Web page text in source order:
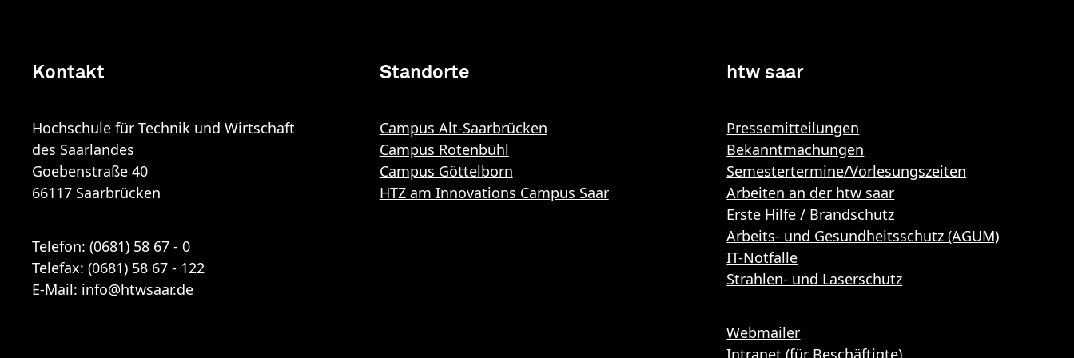
Kontakt
Hochschule für Technik und Wirtschaft
des Saarlandes
Goebenstraße 40
66117 Saarbrücken
Telefon: (0681) 58 67 - 0
Telefax: (0681) 58 67 - 122
E-Mail: info@htwsaar.de
Standorte
Campus Alt-Saarbrücken
Campus Rotenbühl
Campus Göttelborn
HTZ am Innovations Campus Saar
htw saar
Pressemitteilungen
Bekanntmachungen
Semestertermine/Vorlesungszeiten
Arbeiten an der htw saar
Erste Hilfe / Brandschutz
Arbeits- und Gesundheitsschutz (AGUM)
IT-Notfälle
Strahlen- und Laserschutz
Webmailer
Intranet (für Beschäftigte)